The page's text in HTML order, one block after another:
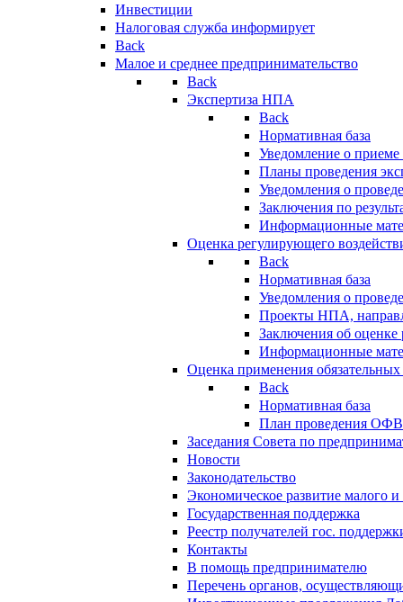
Инвестиции
Налоговая служба информирует
Back
Малое и среднее предпринимательство
Back
Экспертиза НПА
Back
Нормативная база
Уведомление о
Планы проведения
Уведомления о
Заключения по
Информационные
Оценка регулирующего
Back
Нормативная база
Уведомления о
Проекты НПА,
Заключения об
Информационные
Оценка применения
Back
Нормативная база
План проведения
Заседания Совета по
Новости
Законодательство
Экономическое развитие малого и
Государственная поддержка
Реестр получателей гос.
Контакты
В помощь предпринимателю
Перечень органов,